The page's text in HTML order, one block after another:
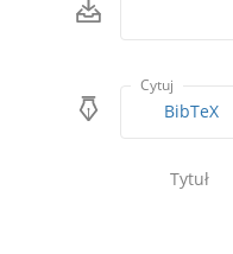
Cytuj
BibTeX
Tytuł